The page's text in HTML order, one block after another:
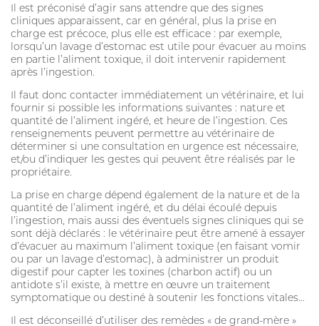
Il est préconisé d’agir sans attendre que des signes
cliniques apparaissent, car en général, plus la prise en
charge est précoce, plus elle est efficace : par exemple,
lorsqu’un lavage d’estomac est utile pour évacuer au moins
en partie l’aliment toxique, il doit intervenir rapidement
après l’ingestion.
Il faut donc contacter immédiatement un vétérinaire, et lui
fournir si possible les informations suivantes : nature et
quantité de l’aliment ingéré, et heure de l’ingestion. Ces
renseignements peuvent permettre au vétérinaire de
déterminer si une consultation en urgence est nécessaire,
et/ou d’indiquer les gestes qui peuvent être réalisés par le
propriétaire.
La prise en charge dépend également de la nature et de la
quantité de l’aliment ingéré, et du délai écoulé depuis
l’ingestion, mais aussi des éventuels signes cliniques qui se
sont déjà déclarés : le vétérinaire peut être amené à essayer
d’évacuer au maximum l’aliment toxique (en faisant vomir
ou par un lavage d’estomac), à administrer un produit
digestif pour capter les toxines (charbon actif) ou un
antidote s’il existe, à mettre en œuvre un traitement
symptomatique ou destiné à soutenir les fonctions vitales…
Il est déconseillé d’utiliser des remèdes « de grand-mère »